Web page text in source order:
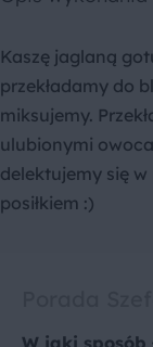
Kaszę jaglaną
przekładamy do
miksujemy.
ulubionymi
delektujemy się
posiłkiem :)